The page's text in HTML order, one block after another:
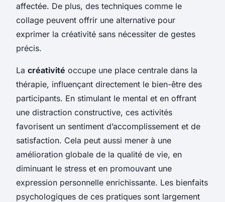
affectée. De plus, des techniques comme le
collage peuvent offrir une alternative pour
exprimer la créativité sans nécessiter de gestes
précis.
La créativité occupe une place centrale dans la
thérapie, influençant directement le bien-être des
participants. En stimulant le mental et en offrant
une distraction constructive, ces activités
favorisent un sentiment d’accomplissement et de
satisfaction. Cela peut aussi mener à une
amélioration globale de la qualité de vie, en
diminuant le stress et en promouvant une
expression personnelle enrichissante. Les bienfaits
psychologiques de ces pratiques sont largement